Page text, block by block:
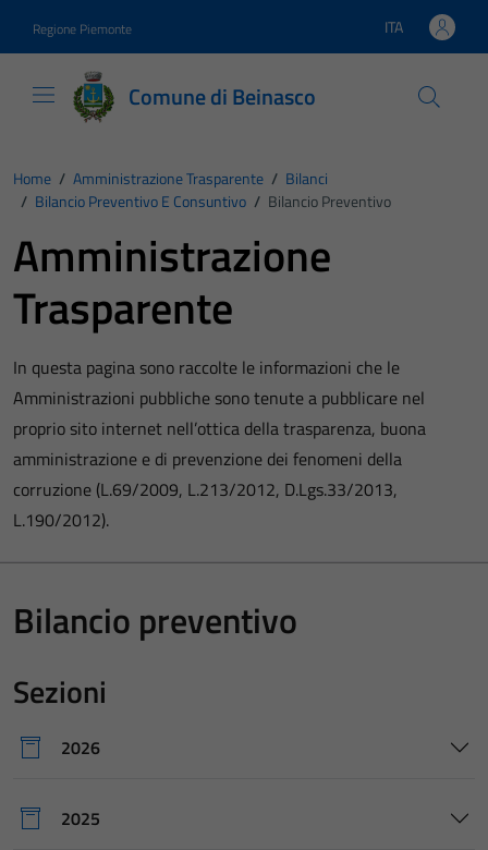
Regione Piemonte Lingua attiva:
ITA
Comune di Beinasco
Home / Amministrazione Trasparente / Bilanci
/ Bilancio Preventivo E Consuntivo / Bilancio Preventivo
Amministrazione
Trasparente
In questa pagina sono raccolte le informazioni che le
Amministrazioni pubbliche sono tenute a pubblicare nel
proprio sito internet nell’ottica della trasparenza, buona
amministrazione e di prevenzione dei fenomeni della
corruzione (L.69/2009, L.213/2012, D.Lgs.33/2013,
L.190/2012).
Bilancio preventivo
Sezioni
2026
2025